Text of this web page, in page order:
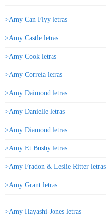
>Amy Can Flyy letras
>Amy Castle letras
>Amy Cook letras
>Amy Correia letras
>Amy Daimond letras
>Amy Danielle letras
>Amy Diamond letras
>Amy Et Bushy letras
>Amy Fradon & Leslie Ritter letras
>Amy Grant letras
>Amy Hayashi-Jones letras